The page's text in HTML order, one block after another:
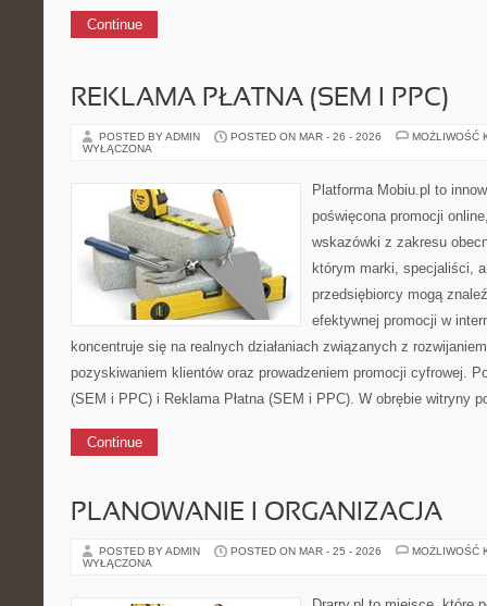
Continue
REKLAMA PŁATNA (SEM I PPC)
POSTED BY ADMIN POSTED ON MAR - 26 - 2026
MOŻLIWOŚĆ
WYŁĄCZONA
Platforma Mobiu.pl to
poświęcona promocji
wskazówki z zakresu
którym marki, specjaliści,
przedsiębiorcy mogą
efektywnej promocji w
koncentruje się na realnych działaniach związanych z
pozyskiwaniem klientów oraz prowadzeniem promocji cyfrowej.
(SEM i PPC) i Reklama Płatna (SEM i PPC). W obrębie witryny
Continue
PLANOWANIE I ORGANIZACJA
POSTED BY ADMIN POSTED ON MAR - 25 - 2026
MOŻLIWOŚĆ
WYŁĄCZONA